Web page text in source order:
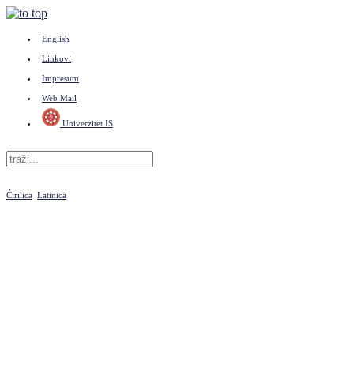
English
Linkovi
Impresum
Web Mail
Univerzitet IS
Ćirilica Latinica